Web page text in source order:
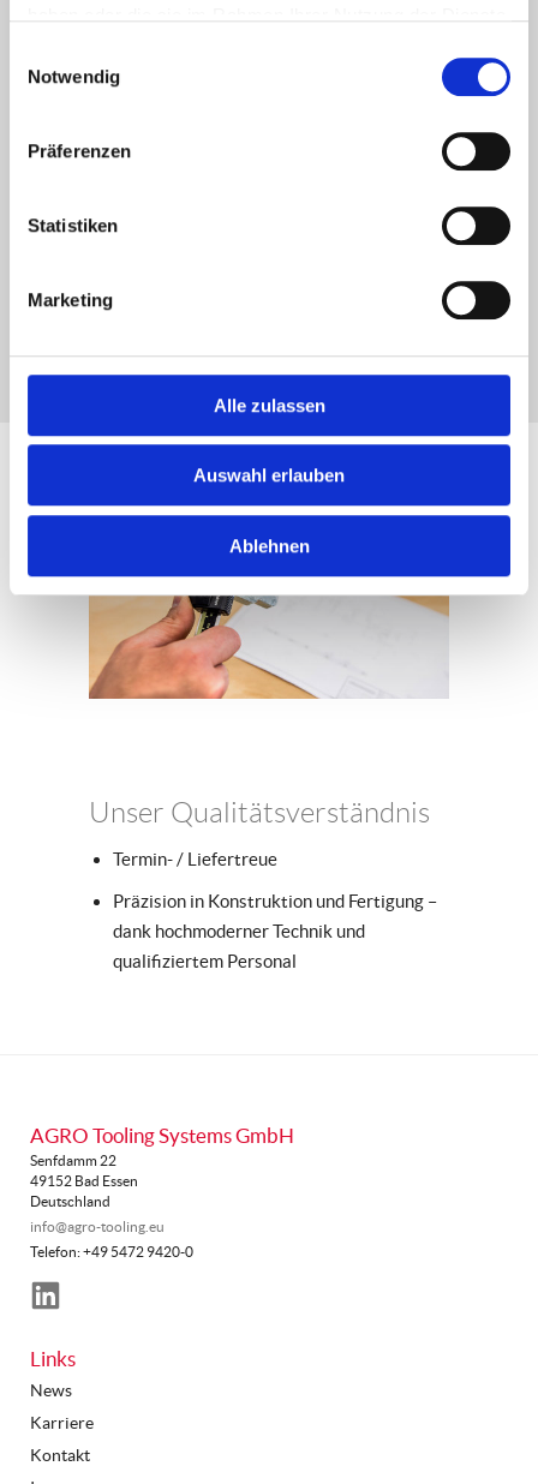
Notwendig
Präferenzen
Statistiken
Marketing
Alle zulassen
Auswahl erlauben
Ablehnen
Unser Qualitätsverständnis
Termin- / Liefertreue
Präzision in Konstruktion und Fertigung –
dank hochmoderner Technik und
qualifiziertem Personal
AGRO Tooling Systems GmbH
Senfdamm 22
49152 Bad Essen
Deutschland
info@agro-tooling.eu
Telefon: +49 5472 9420-0
LinkedIn
Links
News
Karriere
Kontakt